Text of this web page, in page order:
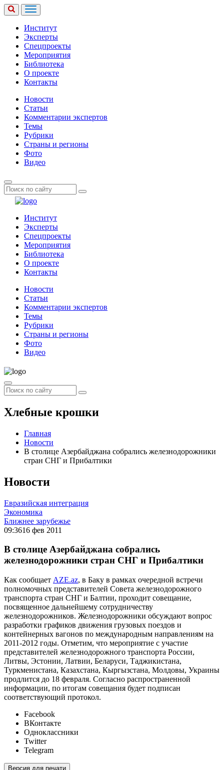
Институт
Эксперты
Спецпроекты
Мероприятия
Библиотека
О проекте
Контакты
Новости
Статьи
Комментарии экспертов
Темы
Рубрики
Страны и регионы
Фото
Видео
Институт
Эксперты
Спецпроекты
Мероприятия
Библиотека
О проекте
Контакты
Новости
Статьи
Комментарии экспертов
Темы
Рубрики
Страны и регионы
Фото
Видео
Хлебные крошки
Главная
Новости
В столице Азербайджана собрались железнодорожники
стран СНГ и Прибалтики
Новости
Евразийская интеграция
Экономика
Ближнее зарубежье
09:3616 фев 2011
В столице Азербайджана собрались
железнодорожники стран СНГ и Прибалтики
Как сообщает AZE.az, в Баку в рамках очередной встречи
полномочных представителей Совета железнодорожного
транспорта стран СНГ и Балтии, проходит совещание,
посвященное дальнейшему сотрудничеству
железнодорожников. Железнодорожники обсуждают вопрос
разработки графиков движения грузовых поездов и
контейнерных вагонов по международным направлениям на
2011-2012 годы. Отметим, что мероприятие с участие
представителей железнодорожного транспорта России,
Литвы, Эстонии, Латвии, Беларуси, Таджикистана,
Туркменистана, Казахстана, Кыргызстана, Молдовы, Украины
продлится до 18 февраля. Согласно распространенной
информации, по итогам совещания будет подписан
соответствующий протокол.
Facebook
ВКонтакте
Одноклассники
Twitter
Telegram
Версия для печати